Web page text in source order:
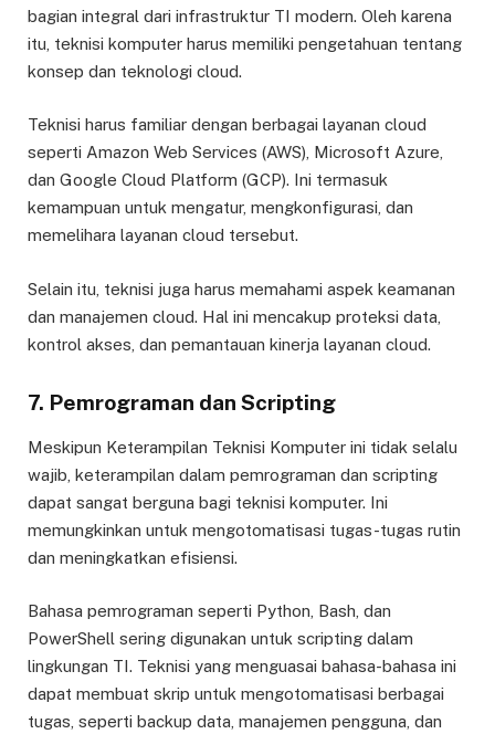
bagian integral dari infrastruktur TI modern. Oleh karena
itu, teknisi komputer harus memiliki pengetahuan tentang
konsep dan teknologi cloud.
Teknisi harus familiar dengan berbagai layanan cloud
seperti Amazon Web Services (AWS), Microsoft Azure,
dan Google Cloud Platform (GCP). Ini termasuk
kemampuan untuk mengatur, mengkonfigurasi, dan
memelihara layanan cloud tersebut.
Selain itu, teknisi juga harus memahami aspek keamanan
dan manajemen cloud. Hal ini mencakup proteksi data,
kontrol akses, dan pemantauan kinerja layanan cloud.
7. Pemrograman dan Scripting
Meskipun Keterampilan Teknisi Komputer ini tidak selalu
wajib, keterampilan dalam pemrograman dan scripting
dapat sangat berguna bagi teknisi komputer. Ini
memungkinkan untuk mengotomatisasi tugas-tugas rutin
dan meningkatkan efisiensi.
Bahasa pemrograman seperti Python, Bash, dan
PowerShell sering digunakan untuk scripting dalam
lingkungan TI. Teknisi yang menguasai bahasa-bahasa ini
dapat membuat skrip untuk mengotomatisasi berbagai
tugas, seperti backup data, manajemen pengguna, dan